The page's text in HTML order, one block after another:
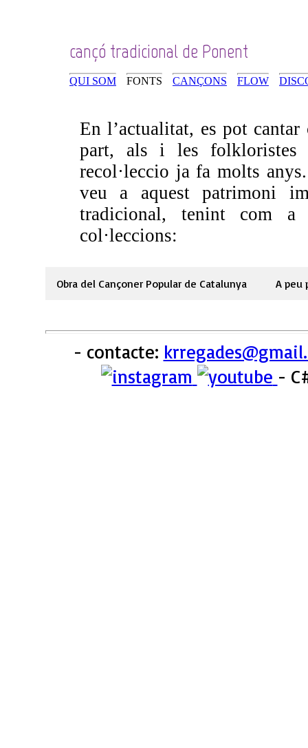
cançó tradicional de Ponent
QUI SOM FONTS CANÇONS FLOW
En l’actualitat, es pot
part, als i les folkloristes
recol·leccio ja fa molts
veu a aquest patrimoni
tradicional, tenint com a
col·leccions:
Obra del Cançoner Popular de Catalunya A peu
- contacte:
-